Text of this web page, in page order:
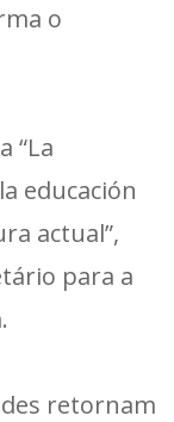
o
“La
educación
actual”,
para a
retornam